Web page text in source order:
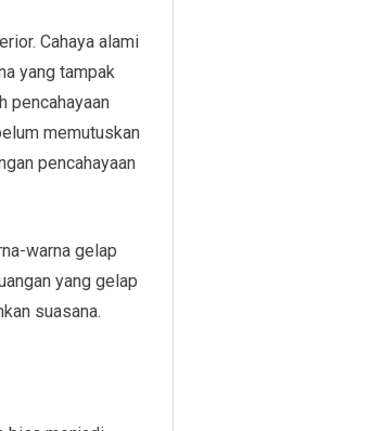
Cahaya alami
yang tampak
pencahayaan
memutuskan
pencahayaan
warna gelap
yang gelap
suasana.